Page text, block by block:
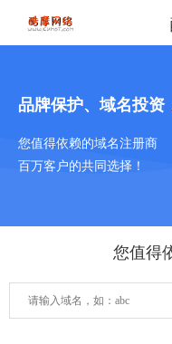
品牌保护、域名投
您值得依赖的域名注册商
百万客户的共同选择！
您值得